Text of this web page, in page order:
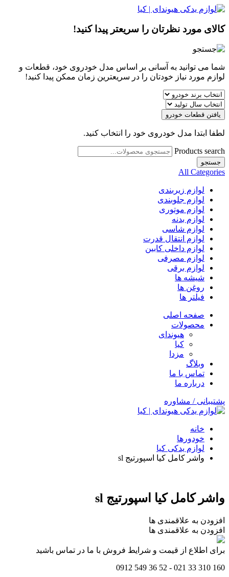
کالای مورد نظرتان را سریعتر پیدا کنید!
شما می توانید به آسانی بر اساس مدل خودروی خود، قطعات و
لوازم مورد نیاز خودتان را در سریعترین زمان ممکن پیدا کنید!
یافتن قطعات خودرو
لطفا ابتدا مدل خودروی خود را انتخاب کنید.
Products search
جستجو
All Categories
لوازم زیربندی
لوازم جلوبندی
لوازم موتوری
لوازم بدنه
لوازم شاسی
لوازم انتقال قدرت
لوازم داخلی کابین
لوازم مصرفی
لوازم برقی
شیشه ها
روغن ها
فیلتر ها
صفحه اصلی
محصولات
هیوندای
کیا
مزدا
وبلاگ
تماس با ما
درباره ما
پشتیبانی / مشاوره
خانه
خودورها
لوازم یدکی کیا
واشر کامل کیا اسپورتیج sl
واشر کامل کیا اسپورتیج sl
افزودن به علاقمندی ها
افزودن به علاقمندی ها
برای اطلاع از قیمت و شرایط فروش با ما در تماس باشید
160 310 33 021 - 52 36 549 0912